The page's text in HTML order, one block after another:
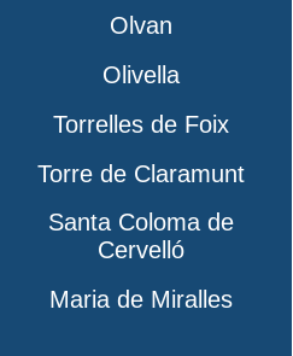
Olvan
Olivella
Torrelles de Foix
Torre de Claramunt
Santa Coloma de
Cervelló
Maria de Miralles